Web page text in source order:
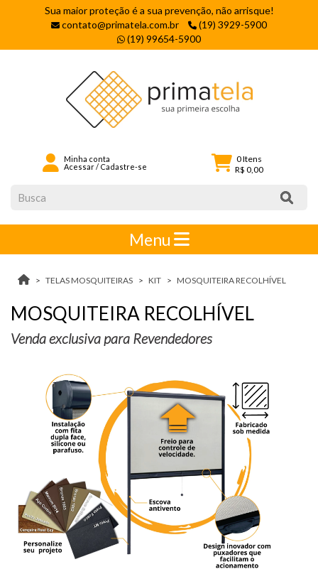
Sua maior proteção é a sua prevenção, não arrisque!
contato@primatela.com.br
(19) 3929-5900
(19) 99654-5900
Minha conta
Acessar/ Cadastre-se
0Itens
R$ 0,00
Menu
TELAS MOSQUITEIRAS KIT MOSQUITEIRA RECOLHÍVEL
MOSQUITEIRA RECOLHÍVEL
Venda exclusiva para Revendedores